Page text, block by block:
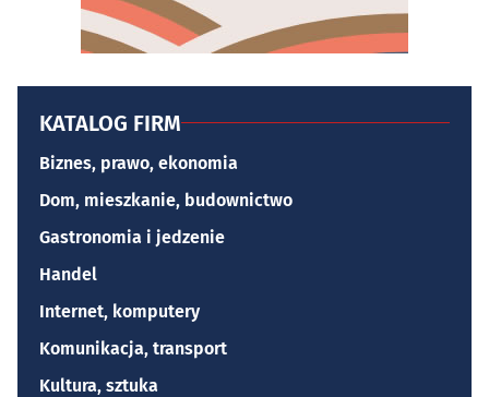
KATALOG FIRM
Biznes, prawo, ekonomia
Dom, mieszkanie, budownictwo
Gastronomia i jedzenie
Handel
Internet, komputery
Komunikacja, transport
Kultura, sztuka